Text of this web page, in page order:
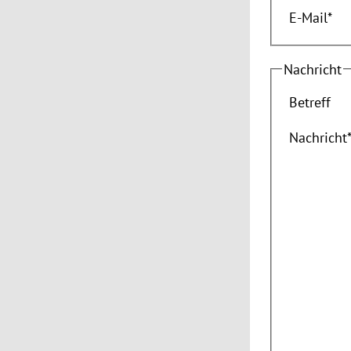
E-Mail*
Nachricht
Betreff
Nachricht